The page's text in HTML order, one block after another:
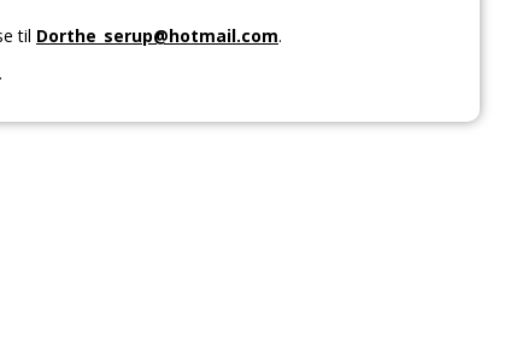
til Dorthe_serup@hotmail.com.